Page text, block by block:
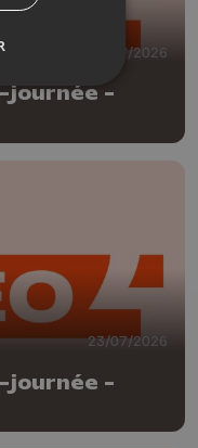
24/07/2026
journée -
23/07/2026
journée -